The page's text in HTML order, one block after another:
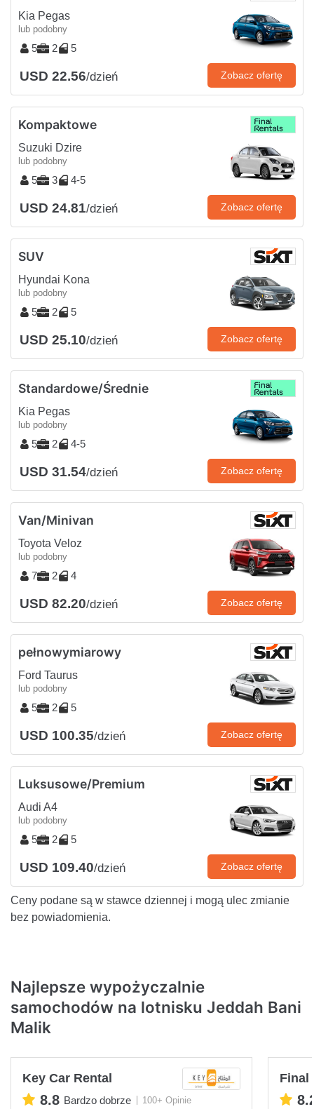
Kia Pegas
lub podobny
5 2 5
USD 22.56/dzień Zobacz ofertę
Kompaktowe
Suzuki Dzire
lub podobny
5 3 4-5
USD 24.81/dzień Zobacz ofertę
SUV
Hyundai Kona
lub podobny
5 2 5
USD 25.10/dzień Zobacz ofertę
Standardowe/Średnie
Kia Pegas
lub podobny
5 2 4-5
USD 31.54/dzień Zobacz ofertę
Van/Minivan
Toyota Veloz
lub podobny
7 2 4
USD 82.20/dzień Zobacz ofertę
pełnowymiarowy
Ford Taurus
lub podobny
5 2 5
USD 100.35/dzień Zobacz ofertę
Luksusowe/Premium
Audi A4
lub podobny
5 2 5
USD 109.40/dzień Zobacz ofertę
Ceny podane są w stawce dziennej i mogą ulec zmianie
bez powiadomienia.
Najlepsze wypożyczalnie
samochodów na lotnisku Jeddah Bani
Malik
Key Car Rental
8.8 Bardzo dobrze 100+ Opinie
Final